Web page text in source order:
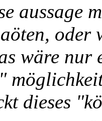
aussage
oder
wäre nur
dieses